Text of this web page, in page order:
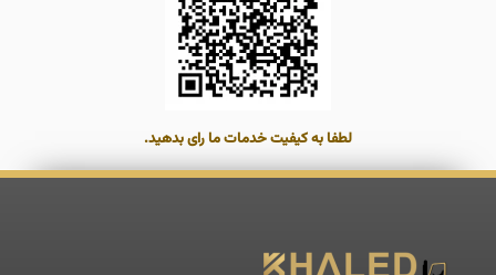
لطفا به کیفیت خدمات ما رای بدهید.